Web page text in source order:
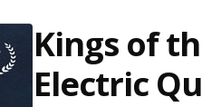
Kings of
Electric